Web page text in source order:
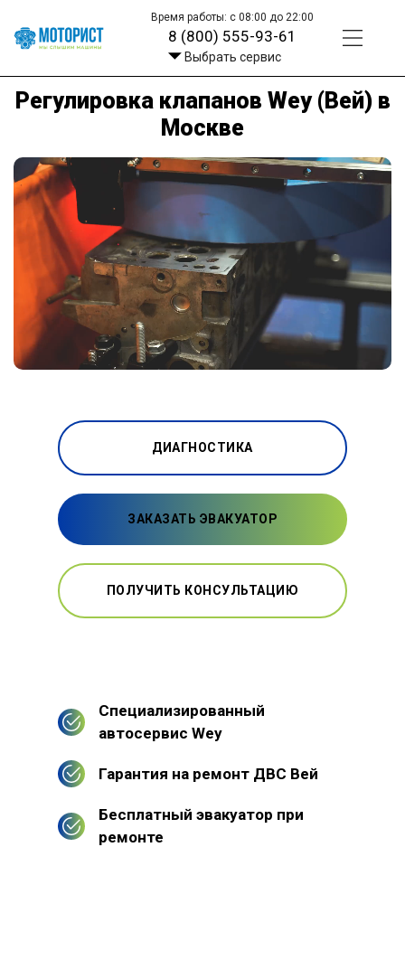
Время работы: с 08:00 до 22:00
8 (800) 555-93-61
Выбрать сервис
Регулировка клапанов Wey (Вей) в
Москве
ДИАГНОСТИКА
ЗАКАЗАТЬ ЭВАКУАТОР
ПОЛУЧИТЬ КОНСУЛЬТАЦИЮ
Специализированный
автосервис Wey
Гарантия на ремонт ДВС Вей
Бесплатный эвакуатор при
ремонте